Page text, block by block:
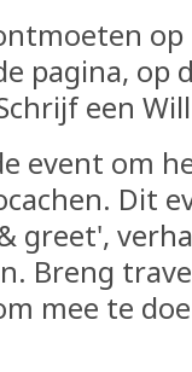
op
pagina, op
een
event om
Dit
greet',
Breng
mee te